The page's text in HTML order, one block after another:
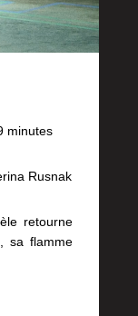
minutes
Rusnak
retourne
sa flamme